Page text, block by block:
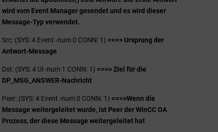
wird vom Event Manager gesendet und es wird dieser
Message-Typ verwendet.
Src: (SYS: 4 Event -num 0 CONN: 1) ===> Ursprung der
Antwort-Message
Dst: (SYS: 4 Ui -num 1 CONN: 1) ===> Ziel für die
DP_MSG_ANSWER-Nachricht
Peer: (SYS: 4 Event -num 0 CONN: 1) ===>Wenn die
Message weitergeleitet wurde, ist Peer der WinCC OA
Prozess, der diese Message weitergeleitet hat